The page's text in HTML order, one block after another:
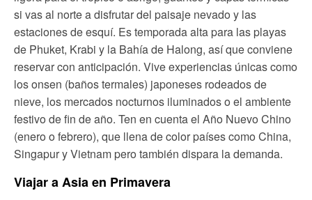
si vas al norte a disfrutar del paisaje nevado y las
estaciones de esquí. Es temporada alta para las playas
de Phuket, Krabi y la Bahía de Halong, así que conviene
reservar con anticipación. Vive experiencias únicas como
los onsen (baños termales) japoneses rodeados de
nieve, los mercados nocturnos iluminados o el ambiente
festivo de fin de año. Ten en cuenta el Año Nuevo Chino
(enero o febrero), que llena de color países como China,
Singapur y Vietnam pero también dispara la demanda.
Viajar a Asia en Primavera